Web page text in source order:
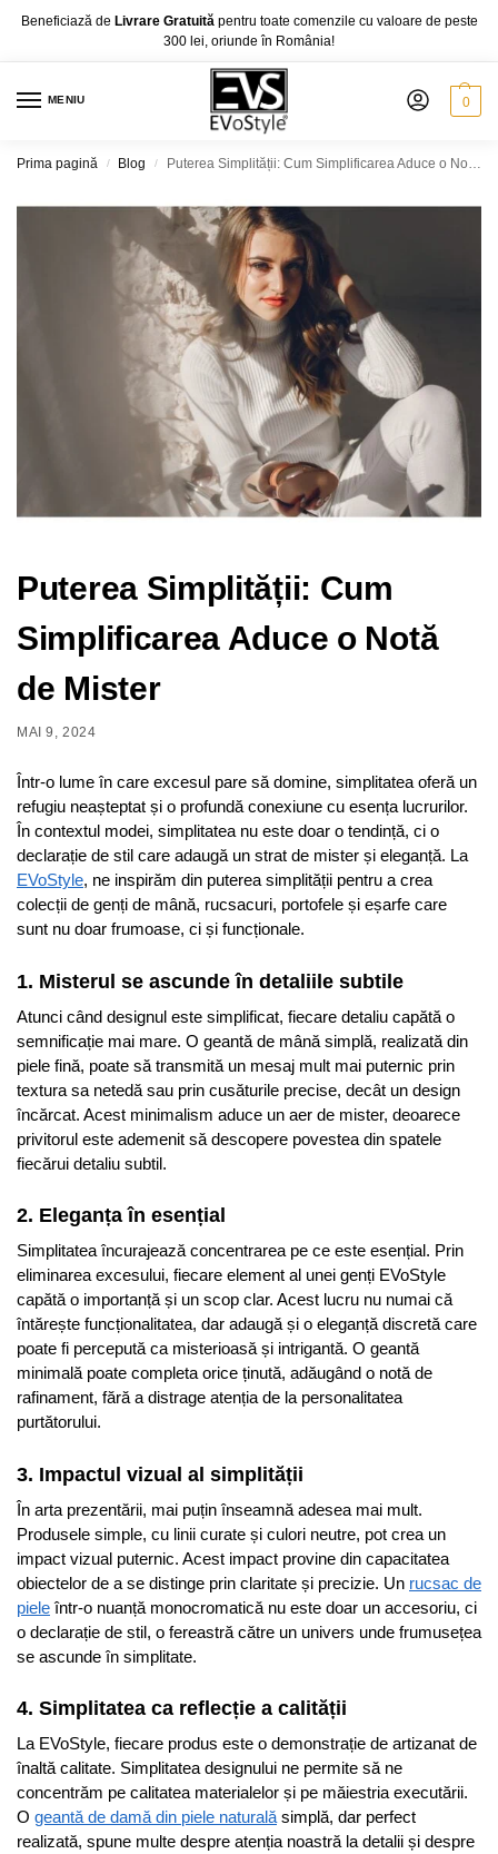
Beneficiază de Livrare Gratuită pentru toate comenzile cu valoare de peste
300 lei, oriunde în România!
MENIU 0
Prima pagină / Blog / Puterea Simplității: Cum Simplificarea Aduce o Notă de Mister
Puterea Simplității: Cum
Simplificarea Aduce o Notă
de Mister
MAI 9, 2024
Într-o lume în care excesul pare să domine, simplitatea oferă un
refugiu neașteptat și o profundă conexiune cu esența lucrurilor.
În contextul modei, simplitatea nu este doar o tendință, ci o
declarație de stil care adaugă un strat de mister și eleganță. La
EVoStyle, ne inspirăm din puterea simplității pentru a crea
colecții de genți de mână, rucsacuri, portofele și eșarfe care
sunt nu doar frumoase, ci și funcționale.
1. Misterul se ascunde în detaliile subtile
Atunci când designul este simplificat, fiecare detaliu capătă o
semnificație mai mare. O geantă de mână simplă, realizată din
piele fină, poate să transmită un mesaj mult mai puternic prin
textura sa netedă sau prin cusăturile precise, decât un design
încărcat. Acest minimalism aduce un aer de mister, deoarece
privitorul este ademenit să descopere povestea din spatele
fiecărui detaliu subtil.
2. Eleganța în esențial
Simplitatea încurajează concentrarea pe ce este esențial. Prin
eliminarea excesului, fiecare element al unei genți EVoStyle
capătă o importanță și un scop clar. Acest lucru nu numai că
întărește funcționalitatea, dar adaugă și o eleganță discretă care
poate fi percepută ca misterioasă și intrigantă. O geantă
minimală poate completa orice ținută, adăugând o notă de
rafinament, fără a distrage atenția de la personalitatea
purtătorului.
3. Impactul vizual al simplității
În arta prezentării, mai puțin înseamnă adesea mai mult.
Produsele simple, cu linii curate și culori neutre, pot crea un
impact vizual puternic. Acest impact provine din capacitatea
obiectelor de a se distinge prin claritate și precizie. Un rucsac de
pieleîntr-o nuanță monocromatică nu este doar un accesoriu, ci
o declarație de stil, o fereastră către un univers unde frumusețea
se ascunde în simplitate.
4. Simplitatea ca reflecție a calității
La EVoStyle, fiecare produs este o demonstrație de artizanat de
înaltă calitate. Simplitatea designului ne permite să ne
concentrăm pe calitatea materialelor și pe măiestria executării.
O geantă de damă din piele naturalăsimplă, dar perfect
realizată, spune multe despre atenția noastră la detalii și despre